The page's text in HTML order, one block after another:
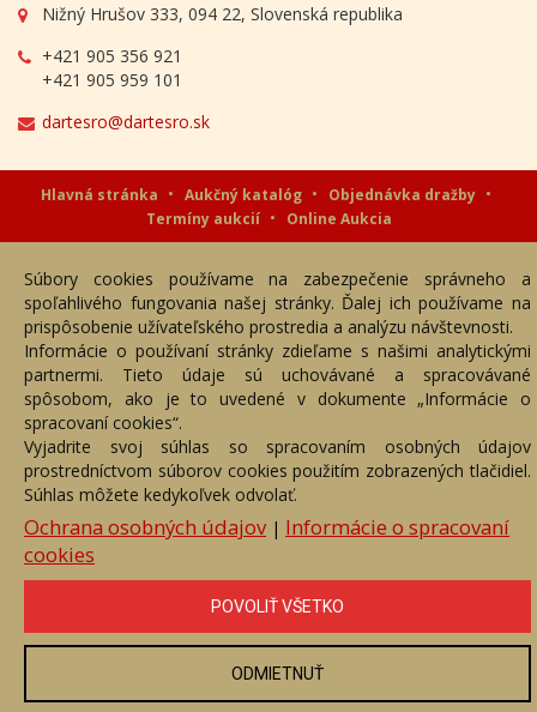
Nižný Hrušov 333, 094 22, Slovenská republika
+421 905 356 921
+421 905 959 101
dartesro@dartesro.sk
Hlavná stránka Aukčný katalóg
Objednávka dražby
Termíny aukcií
Online Aukcia
Akékoľvek používanie obrazových a textových súčastí tejto stránky je
podmienené výslovným súhlasom jej vlastníka. Všetky práva sú
vyhradené.
Súbory cookies používame na zabezpečenie správneho a
spoľahlivého fungovania našej stránky. Ďalej ich používame na
prispôsobenie užívateľského prostredia a analýzu návštevnosti.
Informácie o používaní stránky zdieľame s našimi analytickými
partnermi. Tieto údaje sú uchovávané a spracovávané
spôsobom, ako je to uvedené v dokumente „Informácie o
spracovaní cookies“.
Vyjadrite svoj súhlas so spracovaním osobných údajov
prostredníctvom súborov cookies použitím zobrazených tlačidiel.
Súhlas môžete kedykoľvek odvolať.
Ochrana osobných údajov| Informácie o spracovaní
cookies
POVOLIŤ VŠETKO
ODMIETNUŤ